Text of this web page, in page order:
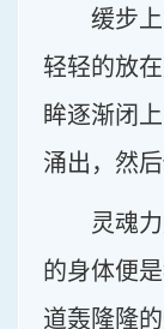
缓步
轻轻的放
眸逐渐闭
涌出，然
灵魂
的身体便
道轰隆隆